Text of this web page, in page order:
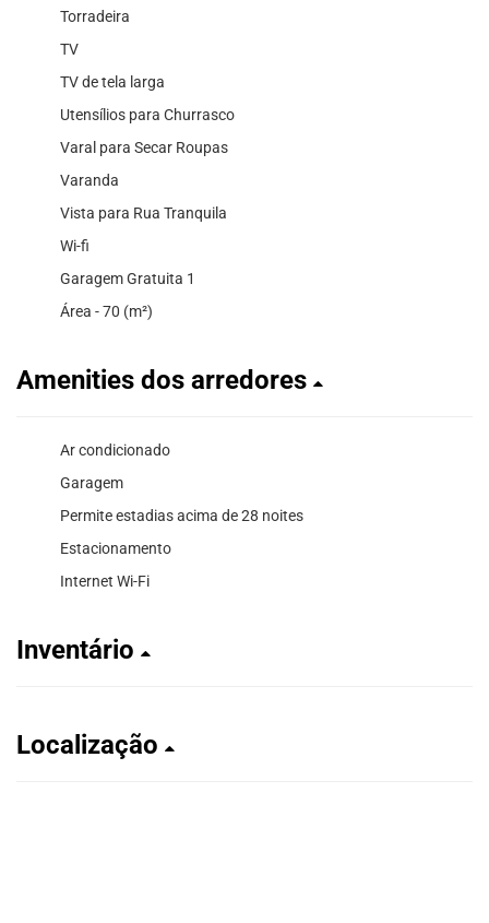
Torradeira
TV
TV de tela larga
Utensílios para Churrasco
Varal para Secar Roupas
Varanda
Vista para Rua Tranquila
Wi-fi
Garagem Gratuita 1
Área - 70 (m²)
Amenities dos arredores
Ar condicionado
Garagem
Permite estadias acima de 28 noites
Estacionamento
Internet Wi-Fi
Inventário
Localização